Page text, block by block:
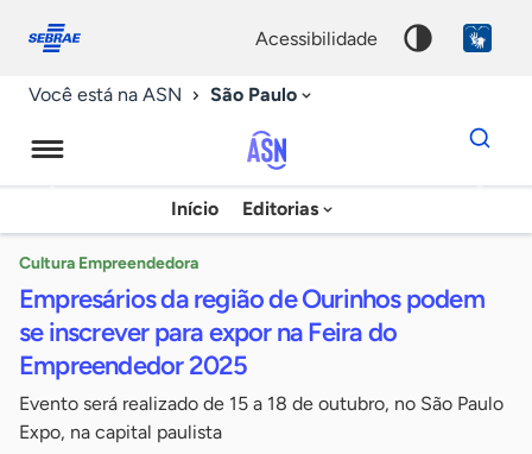
conosco
acessibilidade
Você está na ASN São Paulo
Agência
Sebrae
Notícias
Início Editorias
Dados
para
chave
Cultura Empreendedora
Empresários da região de Ourinhos podem
se inscrever para expor na Feira do
Empreendedor 2025
Evento será realizado de 15 a 18 de outubro, no São Paulo
Expo, na capital paulista